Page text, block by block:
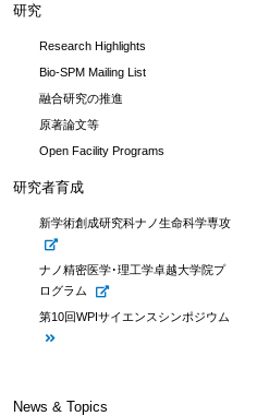
研究
Research Highlights
Bio-SPM Mailing List
融合研究の推進
原著論文等
Open Facility Programs
研究者育成
新学術創成研究科ナノ生命科学専攻
ナノ精密医学･理工学卓越大学院プ
ログラム
第10回WPIサイエンスシンポジウム
News & Topics